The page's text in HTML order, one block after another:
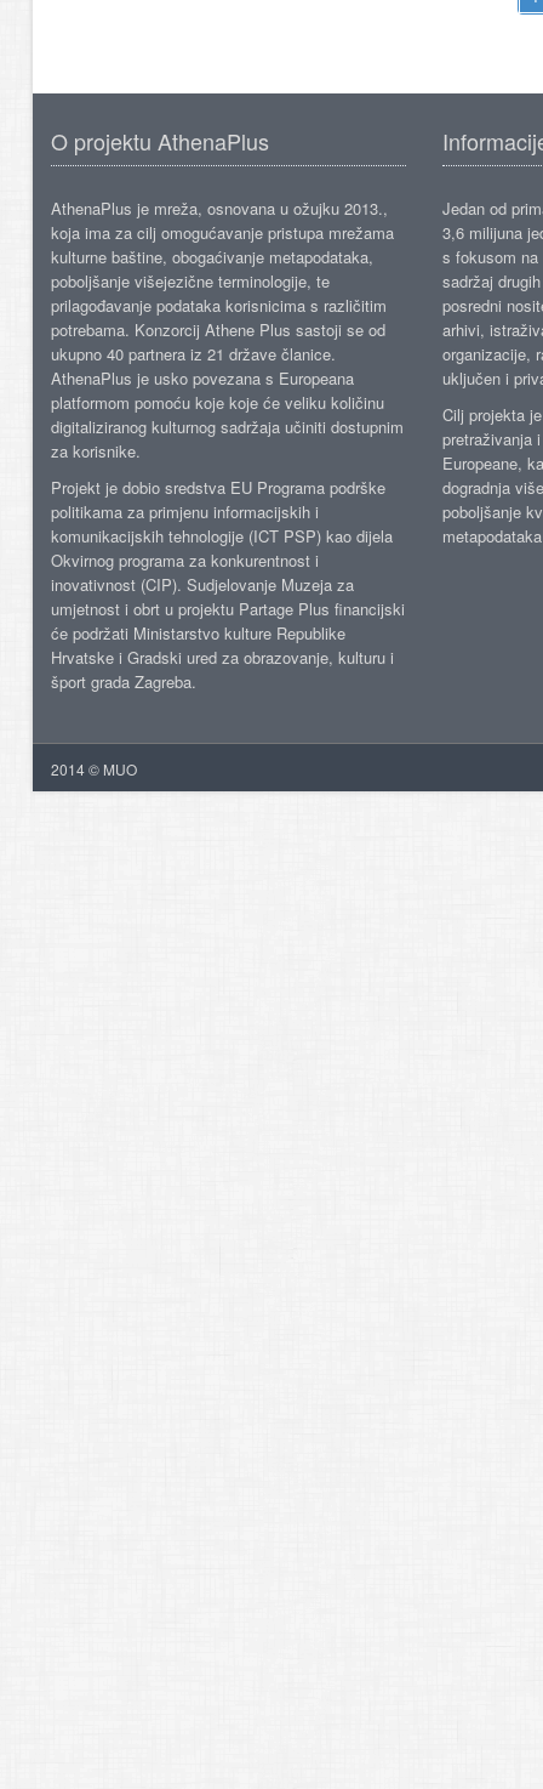
O projektu AthenaPlus
AthenaPlus je mreža, osnovana u ožujku 2013.,
koja ima za cilj omogućavanje pristupa mrežama
kulturne baštine, obogaćivanje metapodataka,
poboljšanje višejezične terminologije, te
prilagođavanje podataka korisnicima s različitim
potrebama. Konzorcij Athene Plus sastoji se od
ukupno 40 partnera iz 21 države članice.
AthenaPlus je usko povezana s Europeana
platformom pomoću koje koje će veliku količinu
digitaliziranog kulturnog sadržaja učiniti dostupnim
za korisnike.
Projekt je dobio sredstva EU Programa podrške
politikama za primjenu informacijskih i
komunikacijskih tehnologije (ICT PSP) kao dijela
Okvirnog programa za konkurentnost i
inovativnost (CIP). Sudjelovanje Muzeja za
umjetnost i obrt u projektu Partage Plus financijski
će podržati Ministarstvo kulture Republike
Hrvatske i Gradski ured za obrazovanje, kulturu i
šport grada Zagreba.
Jedan od
3,6 milijuna
s fokusom
sadržaj
posredni
arhivi,
organizacije,
uključen i
Cilj projekta
pretraživanja
Europeane,
dogradnja
poboljšanje
2014 © MUO